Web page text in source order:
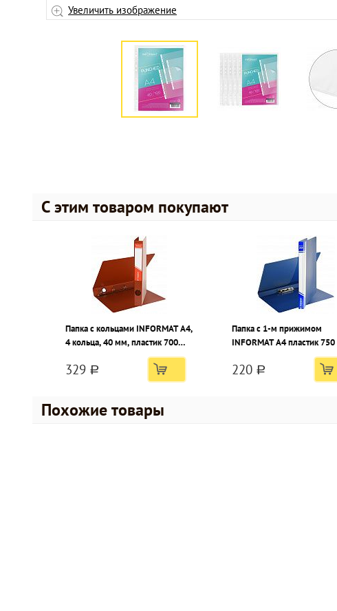
Увеличить изображение
С этим товаром покупают
Папка с кольцами INFORMAT А4,
4 кольца, 40 мм, пластик 700
329 a
Папка с 1-м прижимом
INFORMAT А4 пластик
220 a
Похожие товары